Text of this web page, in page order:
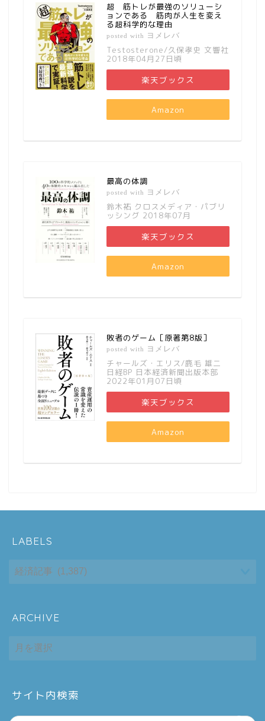
超 筋トレが最強のソリューシ
ョンである 筋肉が人生を変え
る超科学的な理由
posted with ヨメレバ
Testosterone/久保孝史 文響社
2018年04月27日頃
楽天ブックス
Amazon
最高の体調
posted with ヨメレバ
鈴木祐 クロスメディア・パブリ
ッシング 2018年07月
楽天ブックス
Amazon
敗者のゲーム［原著第8版］
posted with ヨメレバ
チャールズ・エリス/鹿毛 雄二
日経BP 日本経済新聞出版本部
2022年01月07日頃
楽天ブックス
Amazon
LABELS
ARCHIVE
ARCHIVE
サイト内検索